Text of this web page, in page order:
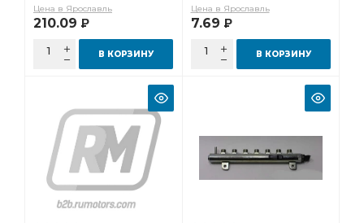
Цена в Ярославль
210.09 Р
В КОРЗИНУ
Цена в Ярославль
7.69 Р
В КОРЗИНУ